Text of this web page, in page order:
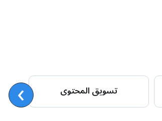
تسويق المحتوى ›